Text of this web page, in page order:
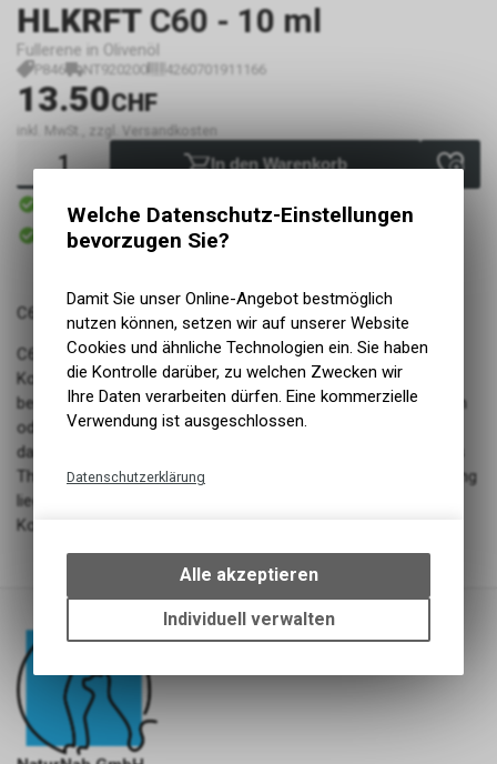
HLKRFT C60 - 10 ml
Fullerene in Olivenöl
P846 NT920200 4260701911166
13.50CHF
inkl. MwSt., zzgl. Versandkosten
In den Warenkorb
Versand
Sofort abholbar
Abholung NaturNah GmbH
C60: Kohlenstoff in seiner Perfektion
C60 ist in aller Munde: Über die besondere Variante des
Kohlenstoffs sprechen Menschen unabhängig von ihrem
beruflichen Hintergrund, ob an Universitäten, in Chemielaboren
oder Naturheilpraxen. Die wunderschöne Form des Moleküls,
das unter dem Mikroskop wie ein Fußball aussieht, macht das
Thema besonders charmant. Doch seine eigentliche Bedeutung
liegt in der Wirkung von C60. Wir bei Heilkraft bieten den
Kohlenstoff 60 in einer altbewährten Mischung mit Olivenöl.
Welche Datenschutz-Einstellungen
bevorzugen Sie?
Damit Sie unser Online-Angebot bestmöglich
nutzen können, setzen wir auf unserer Website
Cookies und ähnliche Technologien ein. Sie haben
die Kontrolle darüber, zu welchen Zwecken wir
Ihre Daten verarbeiten dürfen. Eine kommerzielle
Verwendung ist ausgeschlossen.
Datenschutzerklärung
bestimmte Interaktionen und
Einstellungen auf Ihrem Gerät,
um die grundlegenden
Funktionen unseres Online-
Alle akzeptieren
Individuell verwalten